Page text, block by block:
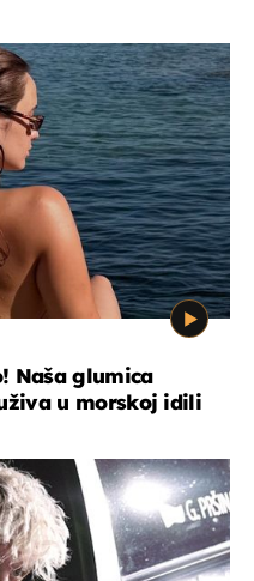
Naša glumica
u morskoj idili